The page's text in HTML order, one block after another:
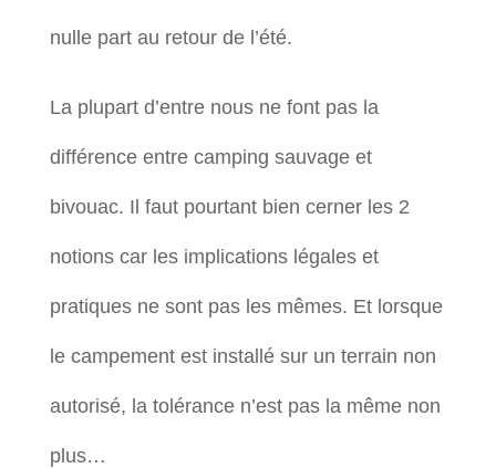
nulle part au retour de l’été.
La plupart d’entre nous ne font pas la
différence entre camping sauvage et
bivouac. Il faut pourtant bien cerner les 2
notions car les implications légales et
pratiques ne sont pas les mêmes. Et lorsque
le campement est installé sur un terrain non
autorisé, la tolérance n’est pas la même non
plus…